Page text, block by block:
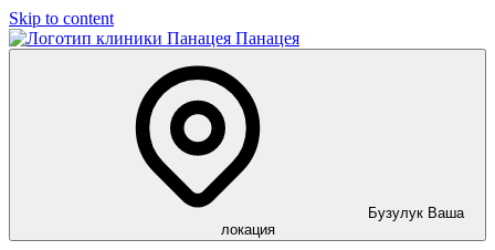
Skip to content
Панацея
Бузулук Ваша
локация